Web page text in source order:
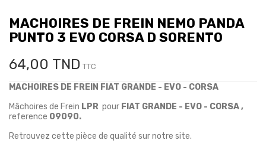
MACHOIRES DE FREIN NEMO PANDA
PUNTO 3 EVO CORSA D SORENTO
64,00 TND TTC
MACHOIRES DE FREIN FIAT GRANDE - EVO - CORSA
Mâchoires de Frein LPR pour FIAT GRANDE - EVO - CORSA ,
reference 09090.
Retrouvez cette pièce de qualité sur notre site.